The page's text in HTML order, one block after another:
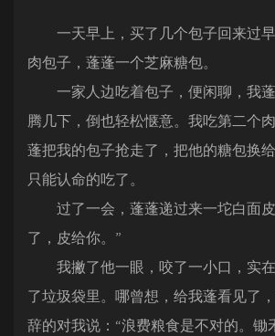
一天早上，买了几个包子回来过早
肉包子，蓬蓬一个芝麻糖包。
一家人边吃着包子，便闲聊，我蓬
腾几下，倒也轻松惬意。我吃第二个
蓬把我的包子抢走了，把他的糖包换
只能认命的吃了。
过了一会，蓬蓬递过来一坨白面皮
了，皮给你。”
我撇了他一眼，咬了一小口，实在
了垃圾袋里。哪曾想，给我蓬看见了
辞的对我说：“浪费粮食是不对的。锄